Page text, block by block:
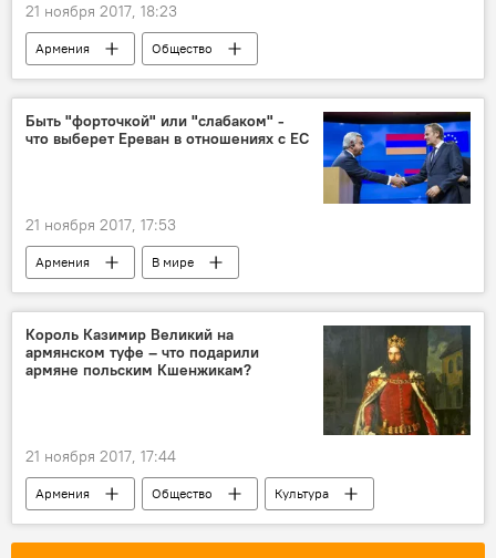
21 ноября 2017, 18:23
Армения Общество
Быть "форточкой" или "слабаком" -
что выберет Ереван в отношениях с ЕС
21 ноября 2017, 17:53
Армения
В мире
Соглашение Армения - ЕС
ЕС
Король Казимир Великий на
армянском туфе – что подарили
армяне польским Кшенжикам?
21 ноября 2017, 17:44
Армения Общество Культура